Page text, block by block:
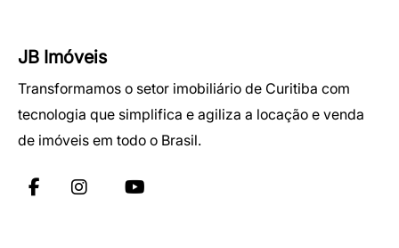
JB Imóveis
Transformamos o setor imobiliário de Curitiba com
tecnologia que simplifica e agiliza a locação e venda
de imóveis em todo o Brasil.